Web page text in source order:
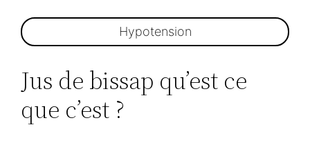
Hypotension
Jus de bissap qu’est ce
que c’est ?